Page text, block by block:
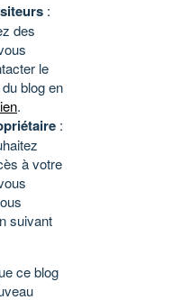
:
des
le
blog en
.
:
à votre
suivant
ce blog